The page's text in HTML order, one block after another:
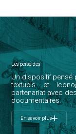
Les perséides
Un dispositif pensé
textuels et
partenariat avec
documentaires.
En savoir plus